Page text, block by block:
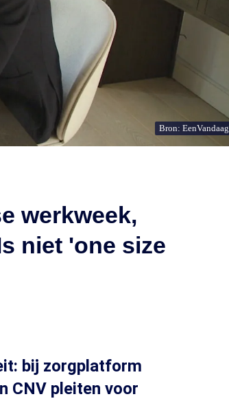
Bron: EenVandaag
werkweek,
niet 'one size
bij zorgplatform
CNV pleiten voor